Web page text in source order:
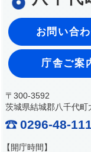
お問い合
庁舎ご案
〒300-3592
茨城県結城郡八千代
0296-48-
【開庁時間】